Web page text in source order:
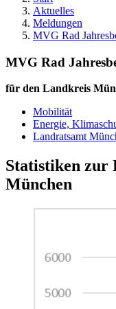
Aktuelles
Meldungen
MVG Rad
MVG Rad
für den Landkreis
Mobilität
Energie,
Landratsamt
Statistiken zur
München